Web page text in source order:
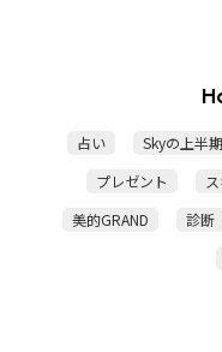
占い Skyの上半
プレゼント
美的GRAND
診断